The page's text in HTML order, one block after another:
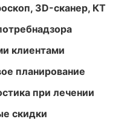
3D-сканер, КТ
клиентами
планирование
при лечении
скидки